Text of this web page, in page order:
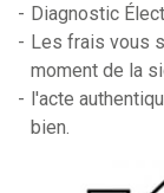
Diagnostic
Les frais vous
moment de la
l'acte
bien.